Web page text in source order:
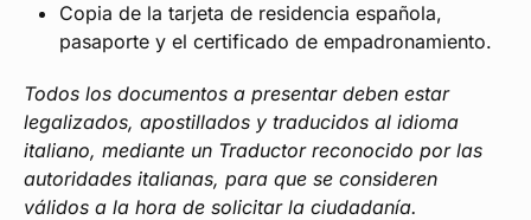
Copia de la tarjeta de residencia española,
pasaporte y el certificado de empadronamiento.
Todos los documentos a presentar deben estar
legalizados, apostillados y traducidos al idioma
italiano, mediante un Traductor reconocido por las
autoridades italianas, para que se consideren
válidos a la hora de solicitar la ciudadanía.